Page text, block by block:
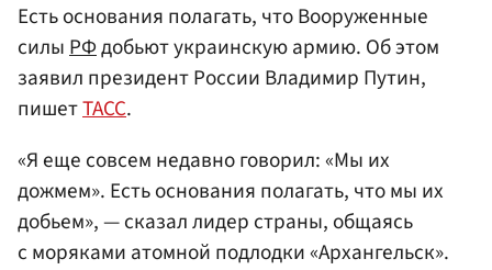
Есть основания полагать, что Вооруженные
силыРФдобьют украинскую армию. Об этом
заявил президент России Владимир Путин,
пишетТАСС.
«Я еще совсем недавно говорил: «Мы их
дожмем». Есть основания полагать, что мы их
добьем», — сказал лидер страны, общаясь
с моряками атомной подлодки «Архангельск».